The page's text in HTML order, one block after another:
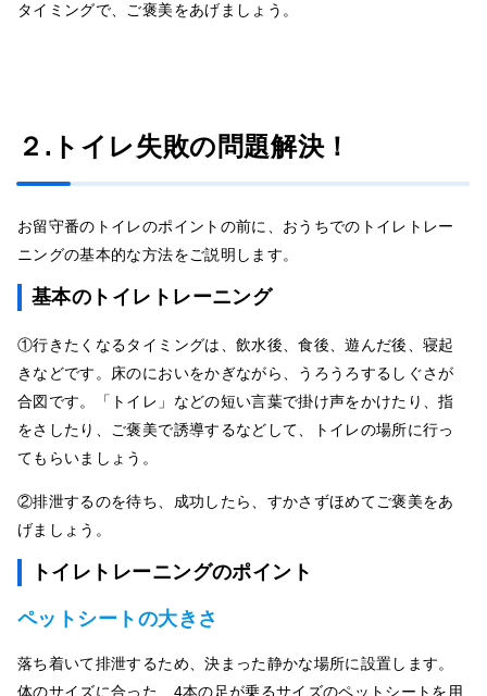
タイミングで、ご褒美をあげましょう。
２.トイレ失敗の問題解決！
お留守番のトイレのポイントの前に、おうちでのトイレトレー
ニングの基本的な方法をご説明します。
基本のトイレトレーニング
①行きたくなるタイミングは、飲水後、食後、遊んだ後、寝起
きなどです。床のにおいをかぎながら、うろうろするしぐさが
合図です。「トイレ」などの短い言葉で掛け声をかけたり、指
をさしたり、ご褒美で誘導するなどして、トイレの場所に行っ
てもらいましょう。
②排泄するのを待ち、成功したら、すかさずほめてご褒美をあ
げましょう。
トイレトレーニングのポイント
ペットシートの大きさ
落ち着いて排泄するため、決まった静かな場所に設置します。
体のサイズに合った、4本の足が乗るサイズのペットシートを用